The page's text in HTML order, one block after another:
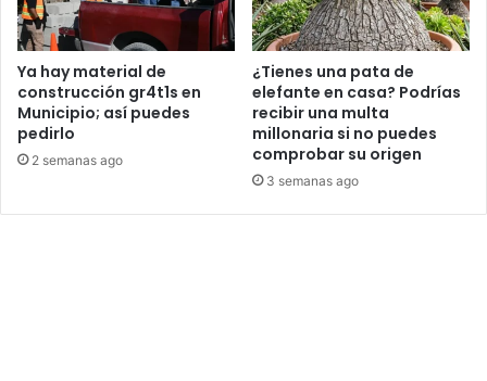
Ya hay material de
construcción gr4t1s en
Municipio; así puedes
pedirlo
2 semanas ago
¿Tienes una pata de
elefante en casa? Podrías
recibir una multa
millonaria si no puedes
comprobar su origen
3 semanas ago